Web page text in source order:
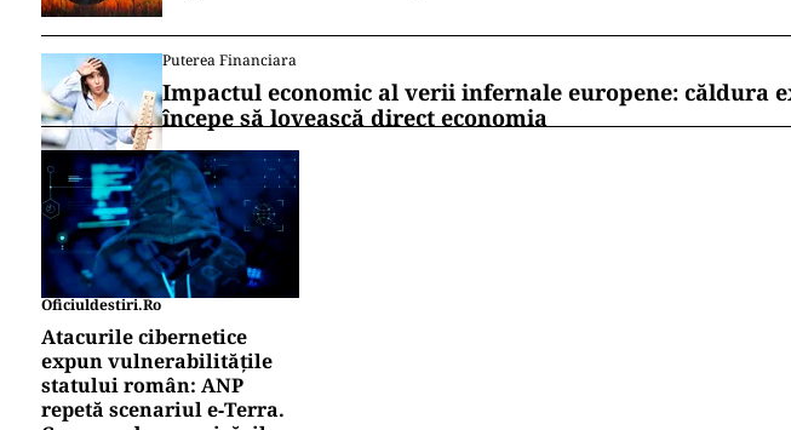
Puterea Financiara
Impactul economic al verii infernale europene: căldura
începe să lovească direct economia
Oficiuldestiri.ro
Atacurile cibernetice
expun vulnerabilitățile
statului român: ANP
repetă scenariul e‑Terra.